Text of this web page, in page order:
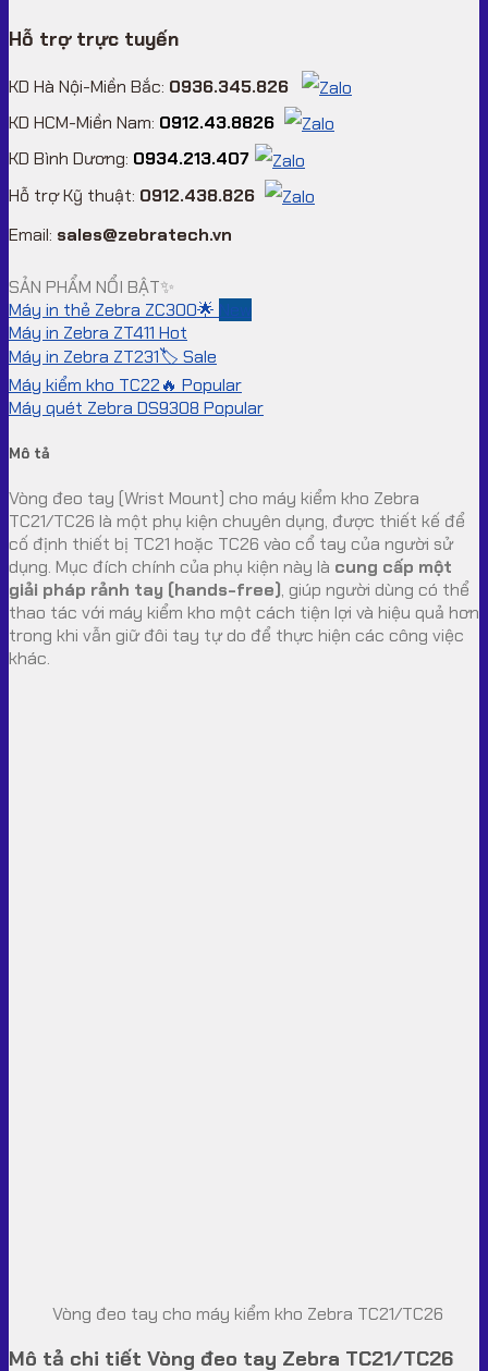
Hỗ trợ trực tuyến
KD Hà Nội-Miền Bắc: 0936.345.826
KD HCM-Miền Nam: 0912.43.8826
KD Bình Dương: 0934.213.407
Hỗ trợ Kỹ thuật: 0912.438.826
Email: sales@zebratech.vn
SẢN PHẨM NỔI BẬT✨
Máy in thẻ Zebra ZC300🌟
Máy in Zebra ZT411
Máy in Zebra ZT231🏷️
Máy kiểm kho TC22🔥
Máy quét Zebra DS9308
Mô tả
Vòng đeo tay (Wrist Mount) cho máy kiểm kho Zebra
TC21/TC26 là một phụ kiện chuyên dụng, được thiết kế để
cố định thiết bị TC21 hoặc TC26 vào cổ tay của người sử
dụng. Mục đích chính của phụ kiện này là cung cấp một
giải pháp rảnh tay (hands-free), giúp người dùng có thể
thao tác với máy kiểm kho một cách tiện lợi và hiệu quả hơn
trong khi vẫn giữ đôi tay tự do để thực hiện các công việc
khác.
Vòng đeo tay cho máy kiểm kho Zebra TC21/TC26
Mô tả chi tiết Vòng đeo tay Zebra TC21/TC26